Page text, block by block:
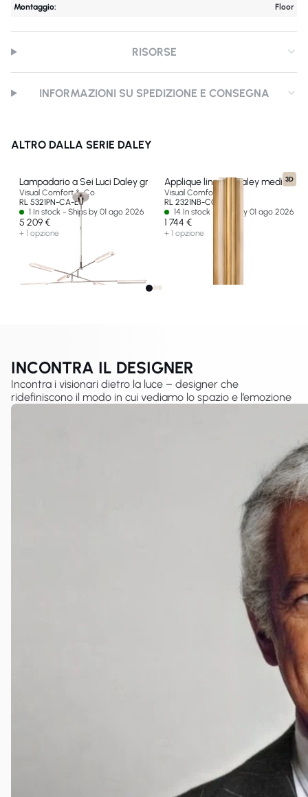
Montaggio: Floor
RISORSE
INFORMAZIONI SU SPEDIZIONE E CONSEGNA
ALTRO DALLA SERIE DALEY
Lampadario a Sei Luci Daley grande
Visual Comfort & Co
RL 5321PN-CA-EU
1 In stock - Ships by 01 ago 2026
5 209 €
+ 1 opzione
3D
Applique lineare Daley medio
Visual Comfort & Co
RL 2321NB-CG-EU
14 In stock - Ships by 01 ago 2026
1 744 €
+ 1 opzione
INCONTRA IL DESIGNER
Incontra i visionari dietro la luce – designer che
ridefiniscono il modo in cui vediamo lo spazio e l’emozione